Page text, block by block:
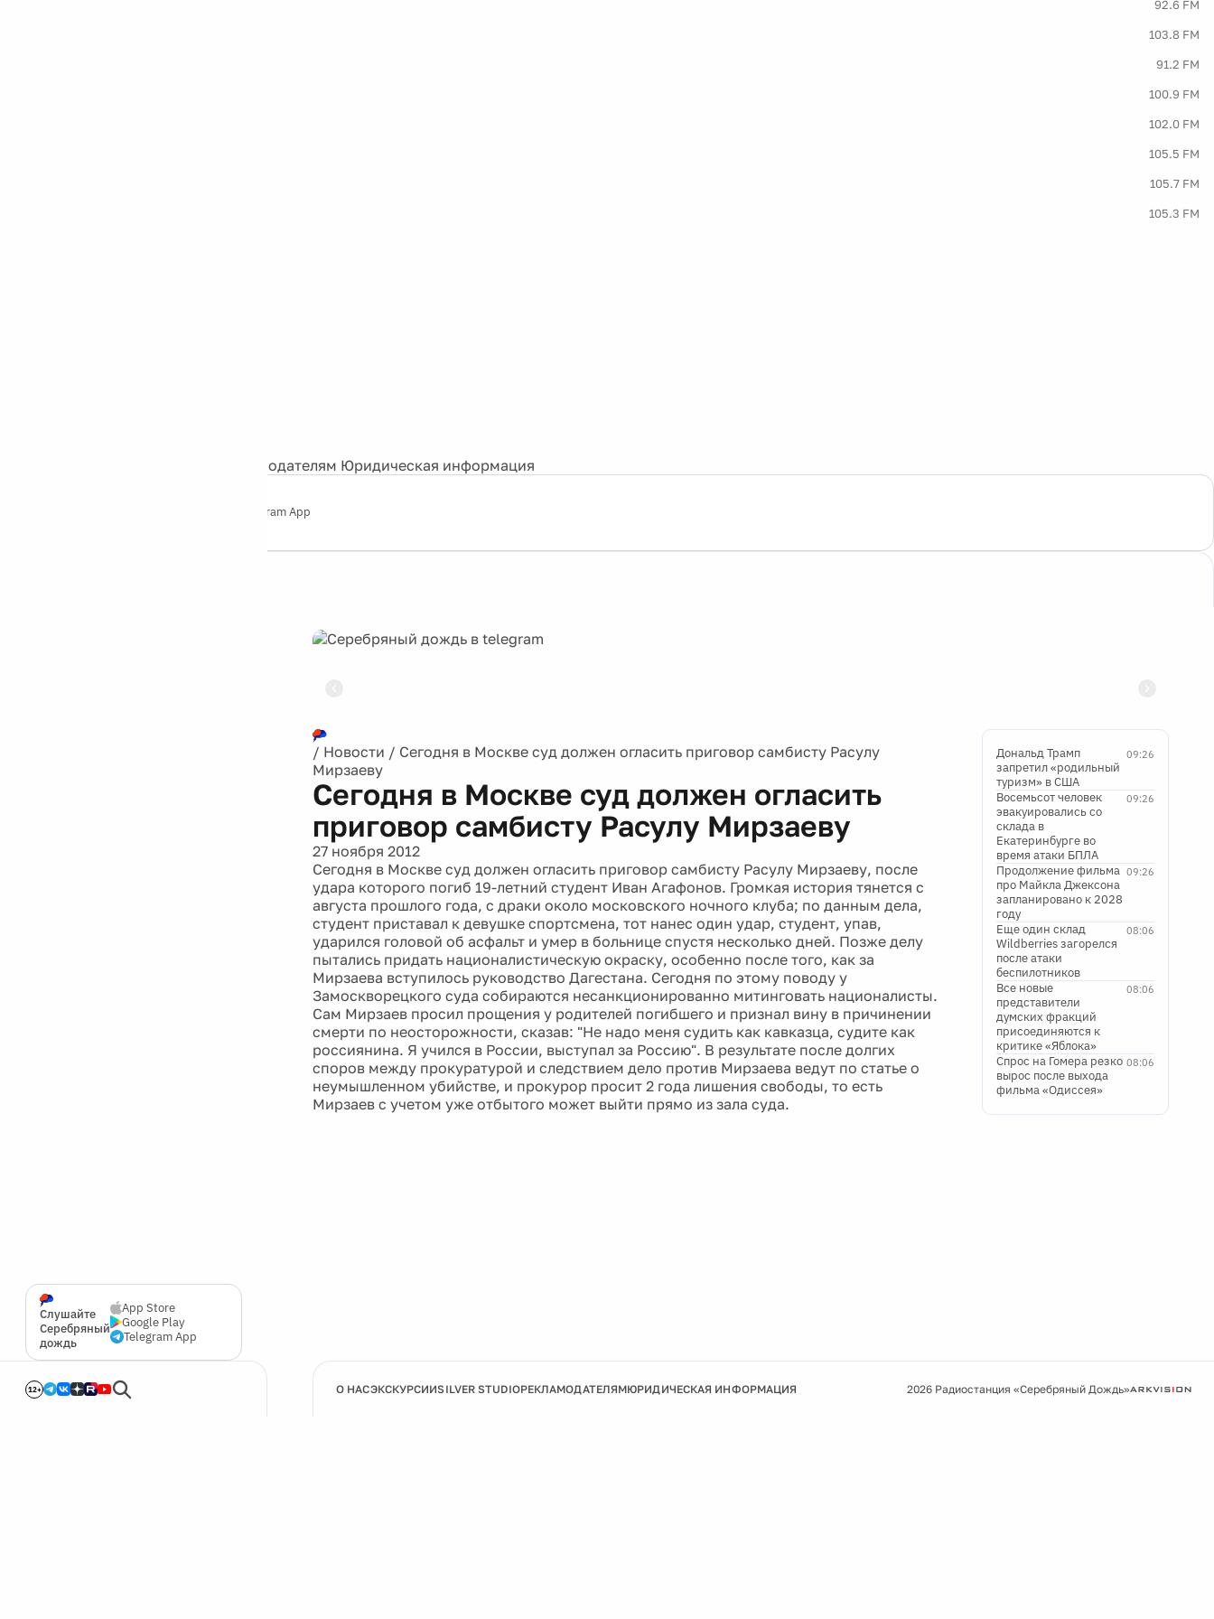
92.6 FM
103.8 FM
91.2 FM
100.9 FM
102.0 FM
105.5 FM
105.7 FM
105.3 FM
Рекламодателям Юридическая информация
Telegram App
Слушайте
Серебряный
дождь
App Store
Google Play
Telegram App
12+
/ Новости / Сегодня в Москве суд должен огласить приговор самбисту Расулу
Мирзаеву
Сегодня в Москве суд должен огласить
приговор самбисту Расулу Мирзаеву
27 ноября 2012
Сегодня в Москве суд должен огласить приговор самбисту Расулу Мирзаеву, после
удара которого погиб 19-летний студент Иван Агафонов. Громкая история тянется с
августа прошлого года, с драки около московского ночного клуба; по данным дела,
студент приставал к девушке спортсмена, тот нанес один удар, студент, упав,
ударился головой об асфальт и умер в больнице спустя несколько дней. Позже делу
пытались придать националистическую окраску, особенно после того, как за
Мирзаева вступилось руководство Дагестана. Сегодня по этому поводу у
Замоскворецкого суда собираются несанкционированно митинговать националисты.
Сам Мирзаев просил прощения у родителей погибшего и признал вину в причинении
смерти по неосторожности, сказав: "Не надо меня судить как кавказца, судите как
россиянина. Я учился в России, выступал за Россию". В результате после долгих
споров между прокуратурой и следствием дело против Мирзаева ведут по статье о
неумышленном убийстве, и прокурор просит 2 года лишения свободы, то есть
Мирзаев с учетом уже отбытого может выйти прямо из зала суда.
09:26
Дональд Трамп
запретил «родильный
туризм» в США
09:26
Восемьсот человек
эвакуировались со
склада в
Екатеринбурге во
время атаки БПЛА
09:26
Продолжение фильма
про Майкла Джексона
запланировано к 2028
году
08:06
Еще один склад
Wildberries загорелся
после атаки
беспилотников
08:06
Все новые
представители
думских фракций
присоединяются к
критике «Яблока»
08:06
Спрос на Гомера резко
вырос после выхода
фильма «Одиссея»
О НАСЭКСКУРСИИSILVER STUDIOРЕКЛАМОДАТЕЛЯМЮРИДИЧЕСКАЯ ИНФОРМАЦИЯ 2026 Радиостанция «Серебряный Дождь»